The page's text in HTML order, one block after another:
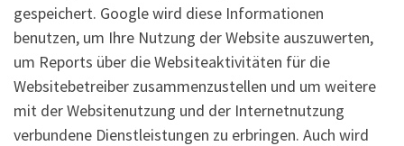
gespeichert. Google wird diese Informationen
benutzen, um Ihre Nutzung der Website auszuwerten,
um Reports über die Websiteaktivitäten für die
Websitebetreiber zusammenzustellen und um weitere
mit der Websitenutzung und der Internetnutzung
verbundene Dienstleistungen zu erbringen. Auch wird